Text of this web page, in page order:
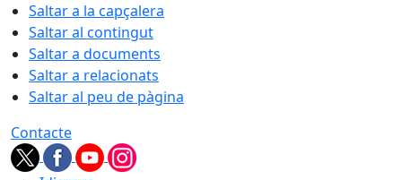
Saltar a la capçalera
Saltar al contingut
Saltar a documents
Saltar a relacionats
Saltar al peu de pàgina
Contacte